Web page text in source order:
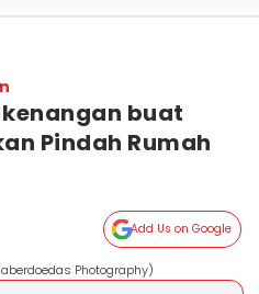
buat
Pindah Rumah
Add Us on Google
Photography)